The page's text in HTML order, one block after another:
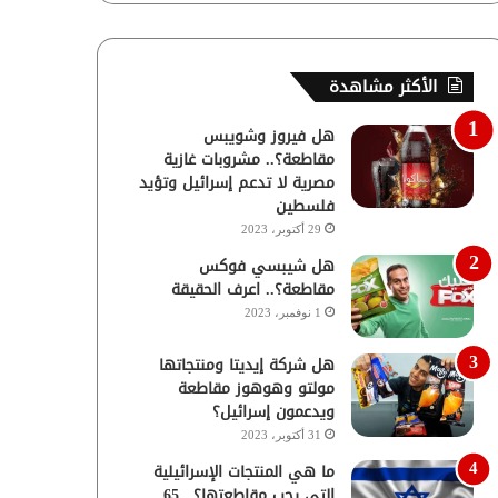
الأكثر مشاهدة
هل فيروز وشويبس
مقاطعة؟.. مشروبات غازية
مصرية لا تدعم إسرائيل وتؤيد
فلسطين
29 أكتوبر، 2023
هل شيبسي فوكس
مقاطعة؟.. اعرف الحقيقة
1 نوفمبر، 2023
هل شركة إيديتا ومنتجاتها
مولتو وهوهوز مقاطعة
ويدعمون إسرائيل؟
31 أكتوبر، 2023
ما هي المنتجات الإسرائيلية